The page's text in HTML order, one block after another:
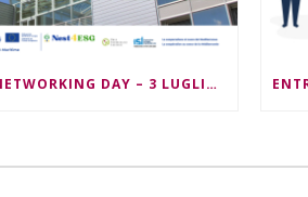
ESG NETWORKING DAY – 3 LUGLIO 2026 – ORE 09:30/13:00